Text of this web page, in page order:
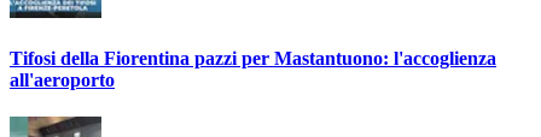
Tifosi della Fiorentina pazzi per Mastantuono: l'accoglienza
all'aeroporto